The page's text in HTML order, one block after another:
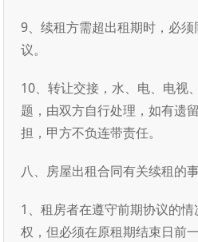
9、续租方需超出租期时，必
议。
10、转让交接，水、电、电视
题，由双方自行处理，如有遗
担，甲方不负连带责任。
八、房屋出租合同有关续租的
1、租房者在遵守前期协议的
权，但必须在原租期结束日前